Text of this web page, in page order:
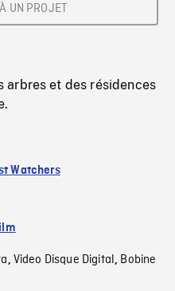
UN PROJET
arbres et des résidences
Watchers
, Video Disque Digital, Bobine